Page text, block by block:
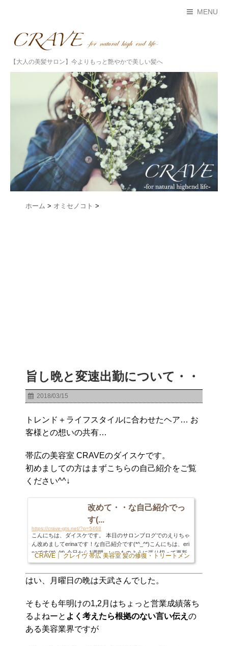
MENU
【大人の美髪サロン】今よりもっと艶やかで美しい髪へ
ホーム > オミセノコト >
旨し晩と変速出勤について・・
2018/03/15
トレンド＋ライフスタイルに合わせたヘア… お
客様との想いの共有…
帯広の美容室 CRAVEのダイスケです。
初めましての方はまずこちらの自己紹介をご覧
ください^^↓
改めて・・な自己紹介でっ
す(...
https://crave-gts.net/?p=5468
こんにちは、ダイスケです。 本日のサロンブログでのえりちゃ
ん改めましてerinaです！な自己紹介です(*^_^*)こんにちは、eri
naです(*^_^*) 今日から1週間、いつものように張り切って更新
していきます！(´ー｀) 今となってはくれちゃんと1週間交代た
笑 1987年生まれで今年30歳の大台に乗ります…兎年と言うと
で「ずっと帯広なんですか？」と聞かれたりもし...
CRAVE｜ クレイヴ 帯広 美容室 髪の修復・トリートメント専門店
はい、月曜日の晩は天武さんでした。
そもそも年明けの1,2月はちょっと営業成績落ち
るよねーと よく考えたら根拠のない言い伝え の
ある美容業界ですが